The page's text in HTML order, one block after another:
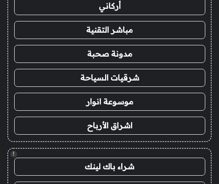
أركاني
مباشر التقنية
مدونة صحبة
شرقيات السياحة
موسوعة انوار
اشراق الأرباح
!
شراء باك لينك